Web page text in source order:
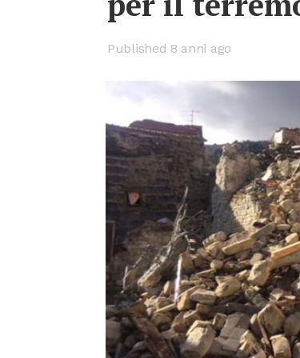
Published 8 anni ago